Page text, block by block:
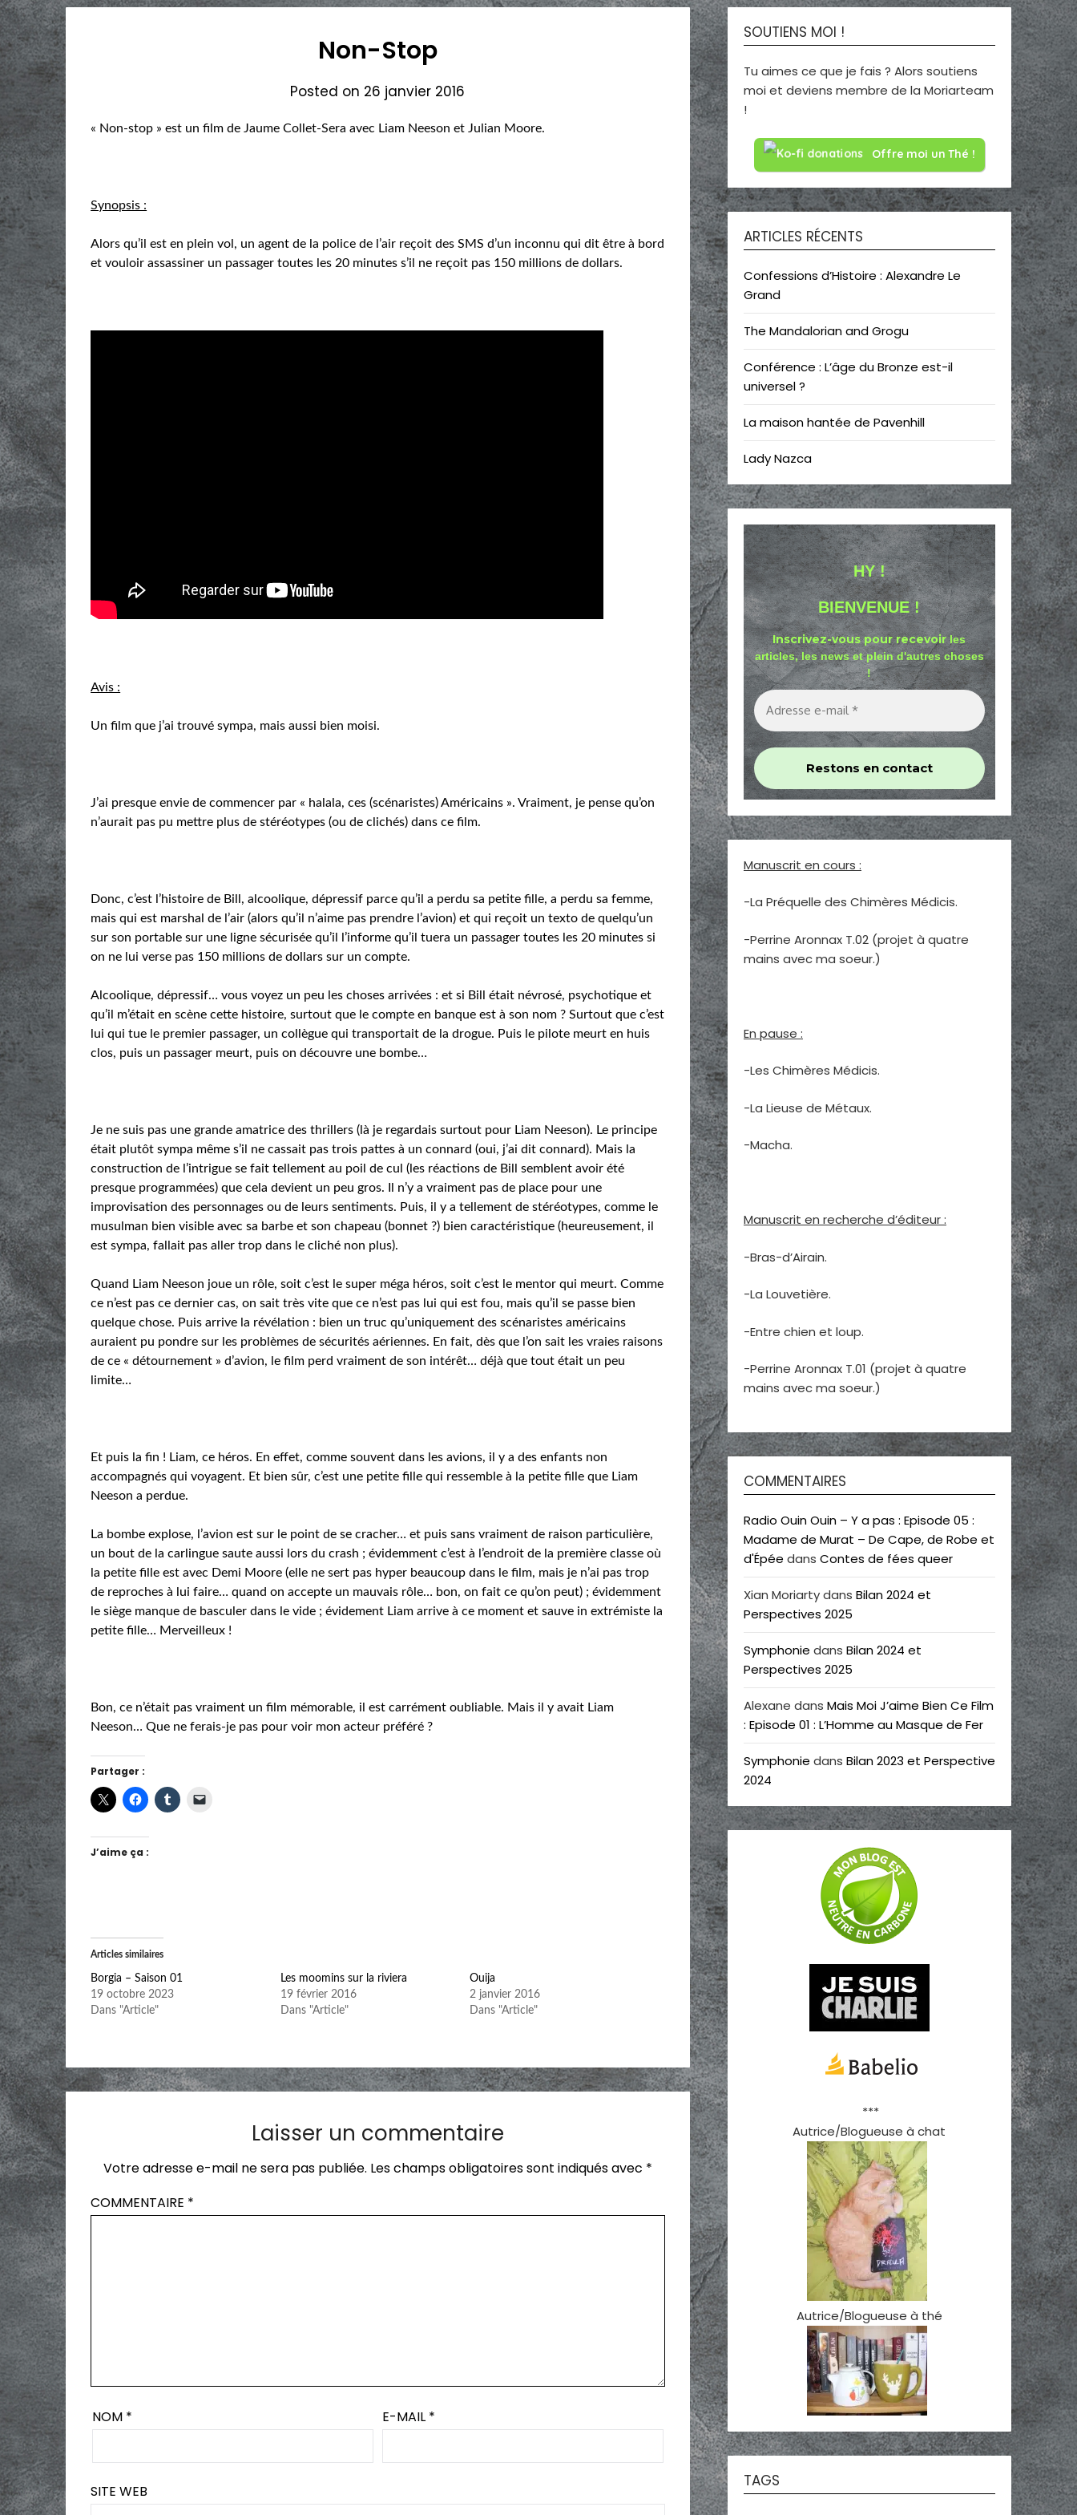
Non-Stop
Posted on 26 janvier 2016
« Non-stop » est un film de Jaume Collet-Sera avec Liam Neeson et Julian Moore.
Synopsis :
Alors qu’il est en plein vol, un agent de la police de l’air reçoit des SMS d’un inconnu qui dit être à bord
et vouloir assassiner un passager toutes les 20 minutes s’il ne reçoit pas 150 millions de dollars.
Avis :
Un film que j’ai trouvé sympa, mais aussi bien moisi.
J’ai presque envie de commencer par « halala, ces (scénaristes) Américains ». Vraiment, je pense qu’on
n’aurait pas pu mettre plus de stéréotypes (ou de clichés) dans ce film.
Donc, c’est l’histoire de Bill, alcoolique, dépressif parce qu’il a perdu sa petite fille, a perdu sa femme,
mais qui est marshal de l’air (alors qu’il n’aime pas prendre l’avion) et qui reçoit un texto de quelqu’un
sur son portable sur une ligne sécurisée qu’il l’informe qu’il tuera un passager toutes les 20 minutes si
on ne lui verse pas 150 millions de dollars sur un compte.
Alcoolique, dépressif… vous voyez un peu les choses arrivées : et si Bill était névrosé, psychotique et
qu’il m’était en scène cette histoire, surtout que le compte en banque est à son nom ? Surtout que c’est
lui qui tue le premier passager, un collègue qui transportait de la drogue. Puis le pilote meurt en huis
clos, puis un passager meurt, puis on découvre une bombe…
Je ne suis pas une grande amatrice des thrillers (là je regardais surtout pour Liam Neeson). Le principe
était plutôt sympa même s’il ne cassait pas trois pattes à un connard (oui, j’ai dit connard). Mais la
construction de l’intrigue se fait tellement au poil de cul (les réactions de Bill semblent avoir été
presque programmées) que cela devient un peu gros. Il n’y a vraiment pas de place pour une
improvisation des personnages ou de leurs sentiments. Puis, il y a tellement de stéréotypes, comme le
musulman bien visible avec sa barbe et son chapeau (bonnet ?) bien caractéristique (heureusement, il
est sympa, fallait pas aller trop dans le cliché non plus).
Quand Liam Neeson joue un rôle, soit c’est le super méga héros, soit c’est le mentor qui meurt. Comme
ce n’est pas ce dernier cas, on sait très vite que ce n’est pas lui qui est fou, mais qu’il se passe bien
quelque chose. Puis arrive la révélation : bien un truc qu’uniquement des scénaristes américains
auraient pu pondre sur les problèmes de sécurités aériennes. En fait, dès que l’on sait les vraies raisons
de ce « détournement » d’avion, le film perd vraiment de son intérêt… déjà que tout était un peu
limite…
Et puis la fin ! Liam, ce héros. En effet, comme souvent dans les avions, il y a des enfants non
accompagnés qui voyagent. Et bien sûr, c’est une petite fille qui ressemble à la petite fille que Liam
Neeson a perdue.
La bombe explose, l’avion est sur le point de se cracher… et puis sans vraiment de raison particulière,
un bout de la carlingue saute aussi lors du crash ; évidemment c’est à l’endroit de la première classe où
la petite fille est avec Demi Moore (elle ne sert pas hyper beaucoup dans le film, mais je n’ai pas trop
de reproches à lui faire… quand on accepte un mauvais rôle… bon, on fait ce qu’on peut) ; évidemment
le siège manque de basculer dans le vide ; évidement Liam arrive à ce moment et sauve in extrémiste la
petite fille… Merveilleux !
Bon, ce n’était pas vraiment un film mémorable, il est carrément oubliable. Mais il y avait Liam
Neeson… Que ne ferais-je pas pour voir mon acteur préféré ?
Partager :
J’aime ça :
Articles similaires
Borgia – Saison 01
19 octobre 2023
Dans "Article"
Les moomins sur la riviera
19 février 2016
Dans "Article"
Ouija
2 janvier 2016
Dans "Article"
Laisser un commentaire
Votre adresse e-mail ne sera pas publiée. Les champs obligatoires sont indiqués avec *
COMMENTAIRE *
NOM * E-MAIL *
SITE WEB
SOUTIENS MOI !
Tu aimes ce que je fais ? Alors soutiens
moi et deviens membre de la Moriarteam
!
Offre moi un Thé !
ARTICLES RÉCENTS
Confessions d’Histoire : Alexandre Le
Grand
The Mandalorian and Grogu
Conférence : L’âge du Bronze est-il
universel ?
La maison hantée de Pavenhill
Lady Nazca
HY !
BIENVENUE !
Inscrivez-vous pour recevoirles
articles, les news et plein d'autres choses
!
Manuscrit en cours :
-La Préquelle des Chimères Médicis.
-Perrine Aronnax T.02 (projet à quatre
mains avec ma soeur.)
En pause :
-Les Chimères Médicis.
-La Lieuse de Métaux.
-Macha.
Manuscrit en recherche d’éditeur :
-Bras-d’Airain.
-La Louvetière.
-Entre chien et loup.
-Perrine Aronnax T.01 (projet à quatre
mains avec ma soeur.)
COMMENTAIRES
Radio Ouin Ouin – Y a pas : Episode 05 :
Madame de Murat – De Cape, de Robe et
d'Épée dans Contes de fées queer
Xian Moriartydans Bilan 2024 et
Perspectives 2025
Symphonie dans Bilan 2024 et
Perspectives 2025
Alexane dans Mais Moi J’aime Bien Ce Film
: Episode 01 : L’Homme au Masque de Fer
Symphonie dans Bilan 2023 et Perspective
2024
***
Autrice/Blogueuse à chat
Autrice/Blogueuse à thé
TAGS